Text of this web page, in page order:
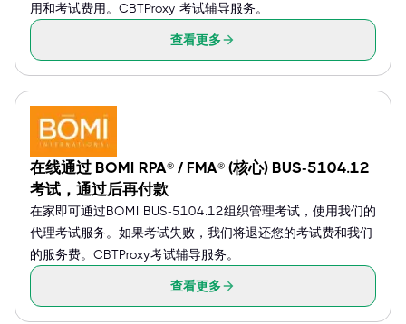
用和考试费用。CBTProxy 考试辅导服务。
查看更多
在线通过 BOMI RPA® / FMA® (核心) BUS-5104.12
考试，通过后再付款
在家即可通过BOMI BUS-5104.12组织管理考试，使用我们的
代理考试服务。如果考试失败，我们将退还您的考试费和我们
的服务费。CBTProxy考试辅导服务。
查看更多